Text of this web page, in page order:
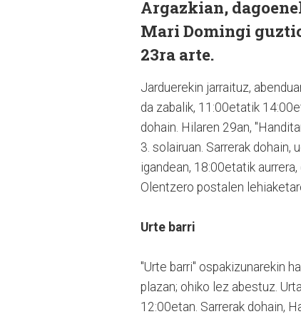
Argazkian,
Mari Domingi
23ra arte.
Jarduerekin jarraituz,
da zabalik, 11:00etatik
dohain. Hilaren 29an,
3. solairuan. Sarrerak
igandean, 18:00etatik
Olentzero postalen
Urte barri
"Urte barri" ospakizunarekin
plazan; ohiko lez abestuz.
12:00etan. Sarrerak dohain,